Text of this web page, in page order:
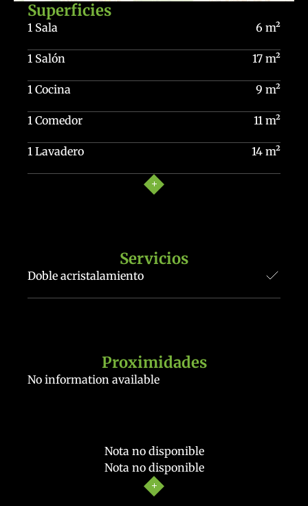
Superficies
1 Sala 6 m²
1 Salón 17 m²
1 Cocina 9 m²
1 Comedor 11 m²
1 Lavadero 14 m²
Servicios
Doble acristalamiento
Proximidades
No information available
Nota no disponible
Nota no disponible